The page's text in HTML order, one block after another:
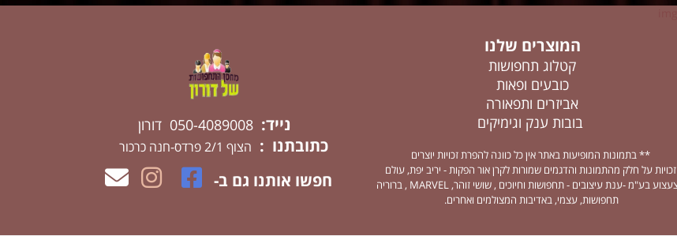
המוצרים שלנו
קטלוג תחפושות
כובעים ופאות
אביזרים ותפאורה
בובות ענק וגימיקים
** בתמונות המופיעות באתר אין כל כוונה להפרת זכויות יוצרים
זכויות על חלק מהתמונות והדגמים שמורות לקרן אור הפקות - יריב יפת, עולם
הצעצוע בע"מ -ענת עיצובים - תחפושות וחיוכים , שושי זוהר, MARVEL , ברוריה
תחפושות, עצמי, באדיבות המצולמים ואחרים.
נייד: 050-4089008 דורון
כתובתנו : הצוף 2/1 פרדס-חנה כרכור
חפשו אותנו גם ב-